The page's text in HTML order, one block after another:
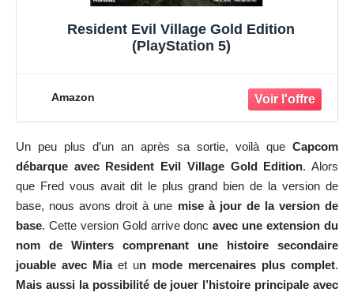
Resident Evil Village Gold Edition
(PlayStation 5)
Amazon
Un peu plus d’un an après sa sortie, voilà que Capcom
débarque avec Resident Evil Village Gold Edition. Alors
que Fred vous avait dit le plus grand bien de la version de
base, nous avons droit à une mise à jour de la version de
base. Cette version Gold arrive doncavec une extension du
nom de Winters
comprenant une histoire secondaire
jouable avec Miaet un mode mercenaires plus complet.
Mais aussi la possibilité de jouer l’histoire principale avec